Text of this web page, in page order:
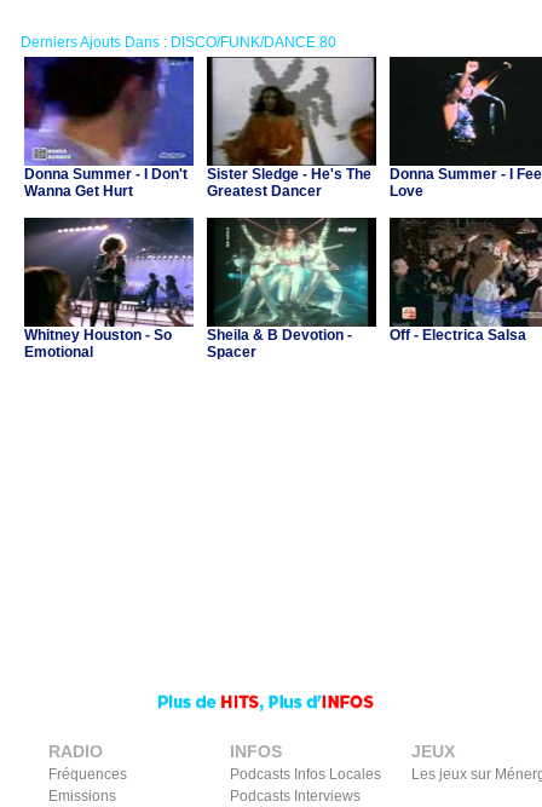
Derniers Ajouts Dans : DISCO/FUNK/DANCE 80
Donna Summer - I Don't
Wanna Get Hurt
Sister Sledge - He's The
Greatest Dancer
Donna Summer - I
Love
Whitney Houston - So
Emotional
Sheila & B Devotion -
Spacer
Off - Electrica Salsa
RADIO
Fréquences
Emissions
INFOS
Podcasts Infos Locales
Podcasts Interviews
JEUX
Les jeux sur